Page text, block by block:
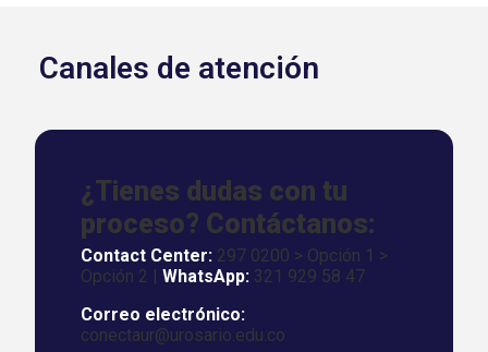
Canales de atención
¿Tienes dudas con tu
proceso? Contáctanos:
Contact Center: 297 0200 > Opción 1 >
Opción 2 | WhatsApp: 321 929 58 47
Correo electrónico:
conectaur@urosario.edu.co